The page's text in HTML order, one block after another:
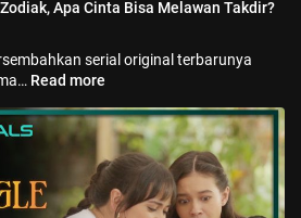
Apa Cinta Bisa Melawan Takdir?
serial original terbarunya
Read more